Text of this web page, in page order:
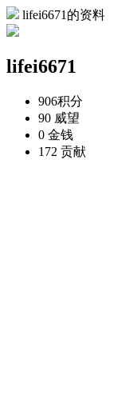
lifei6671的资料
lifei6671
906积分
90 威望
0 金钱
172 贡献